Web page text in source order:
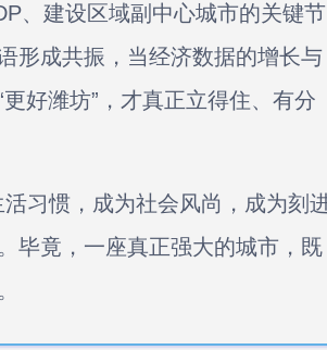
、建设区域副中心城市的关键节
形成共振，当经济数据的增长与
好潍坊”，才真正立得住、有分
习惯，成为社会风尚，成为刻
毕竟，一座真正强大的城市，既